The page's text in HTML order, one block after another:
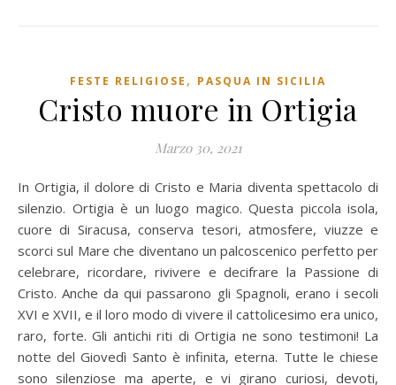
FESTE RELIGIOSE , PASQUA IN SICILIA
Cristo muore in Ortigia
Marzo 30, 2021
In Ortigia, il dolore di Cristo e Maria diventa spettacolo di
silenzio. Ortigia è un luogo magico. Questa piccola isola,
cuore di Siracusa, conserva tesori, atmosfere, viuzze e
scorci sul Mare che diventano un palcoscenico perfetto per
celebrare, ricordare, rivivere e decifrare la Passione di
Cristo. Anche da qui passarono gli Spagnoli, erano i secoli
XVI e XVII, e il loro modo di vivere il cattolicesimo era unico,
raro, forte. Gli antichi riti di Ortigia ne sono testimoni! La
notte del Giovedì Santo è infinita, eterna. Tutte le chiese
sono silenziose ma aperte, e vi girano curiosi, devoti,